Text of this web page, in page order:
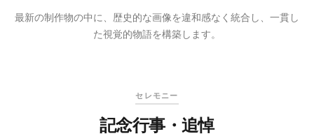
最新の制作物の中に、歴史的な画像を違和感なく統合し、一貫し
た視覚的物語を構築します。
セレモニー
記念行事・追悼